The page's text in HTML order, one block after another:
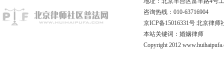
咨询热线：010-63716904
京ICP备15016331号 北京律师
本站关键词：婚姻律师
Copyright 2012